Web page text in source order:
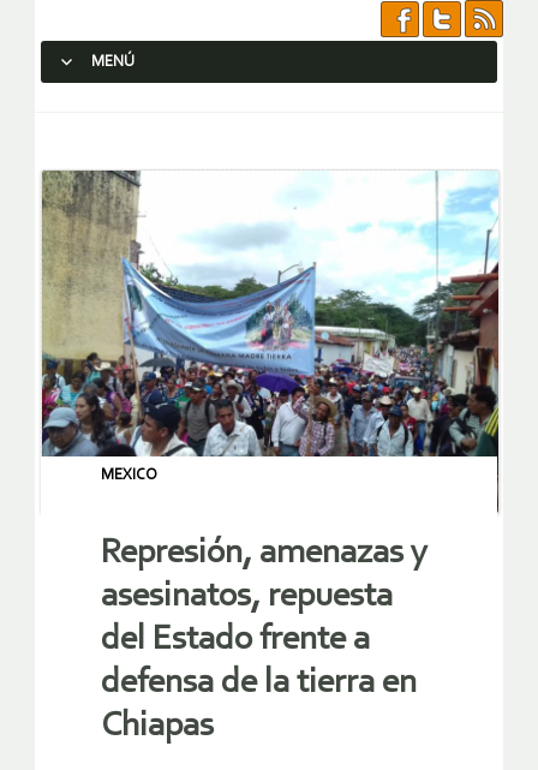
MENÚ
MEXICO
Represión, amenazas y
asesinatos, repuesta
del Estado frente a
defensa de la tierra en
Chiapas